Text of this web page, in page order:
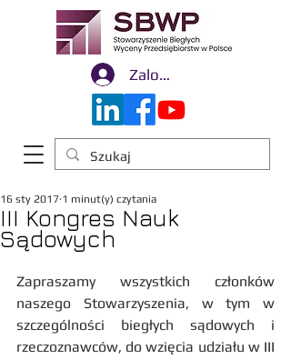
Zaloguj się
III Kongres Nauk
Sądowych
16 sty 2017 1 minut(y) czytania
Zapraszamy wszystkich członków
naszego Stowarzyszenia, w tym w
szczególności biegłych sądowych i
rzeczoznawców, do wzięcia udziału w III